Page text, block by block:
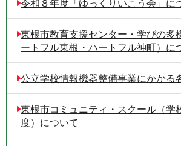
令和８年度「ゆっくりいこう会」に
東根市教育支援センター・学びの多
ートフル東根・ハートフル神町）に
公立学校情報機器整備事業にかかる
東根市コミュニティ・スクール（学
度）について